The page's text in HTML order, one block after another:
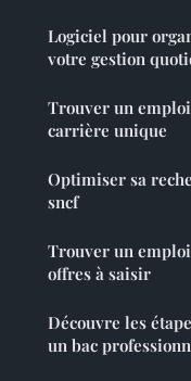
Logiciel pour
votre gestion
Trouver un
carrière unique
Optimiser sa
sncf
Trouver un
offres à saisir
Découvre les
un bac